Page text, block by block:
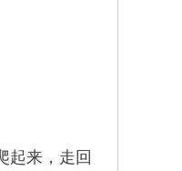
起来，走回